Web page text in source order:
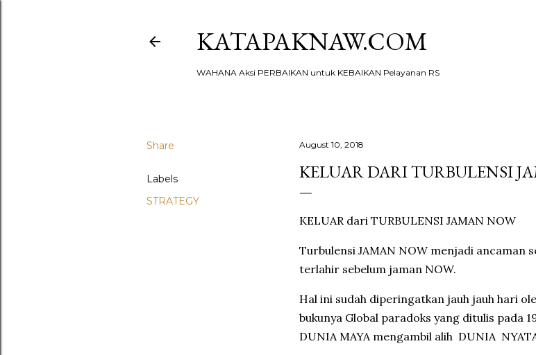
KATAPAKNAW.COM
WAHANA Aksi PERBAIKAN untuk KEBAIKAN Pelayanan RS
Share
Labels
STRATEGY
August 10, 2018
KELUAR DARI TURBULENSI
KELUAR dari TURBULENSI JAMAN NOW
Turbulensi JAMAN NOW menjadi ancaman
terlahir sebelum jaman NOW.
Hal ini sudah diperingatkan jauh jauh hari
bukunya Global paradoks yang ditulis pada
DUNIA MAYA mengambil alih DUNIA